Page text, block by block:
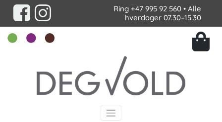
Ring +47 995 92 560 • Alle
hverdager 07.30–15.30